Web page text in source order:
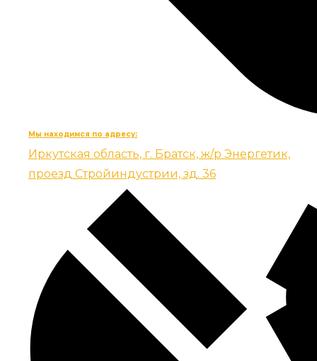
Мы находимся по адресу:
Иркутская область, г. Братск, ж/р Энергетик,
проезд Стройиндустрии, зд. 36